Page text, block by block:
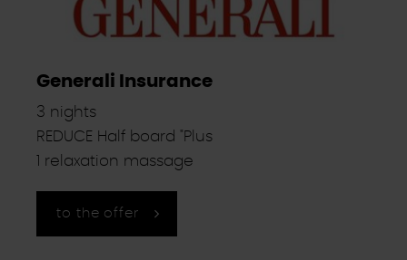
Generali Insurance
3 nights
REDUCE Half board "Plus
1 relaxation massage
to the offer